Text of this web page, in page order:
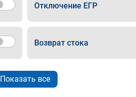
Отключение ЕГР
Возврат стока
Показать все